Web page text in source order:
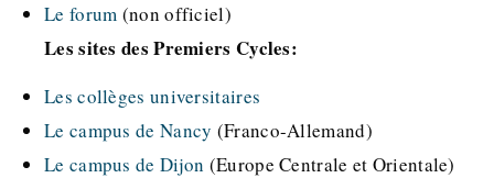
Le forum (non officiel)
Les sites des Premiers Cycles:
Les collèges universitaires
Le campus de Nancy (Franco-Allemand)
Le campus de Dijon (Europe Centrale et Orientale)